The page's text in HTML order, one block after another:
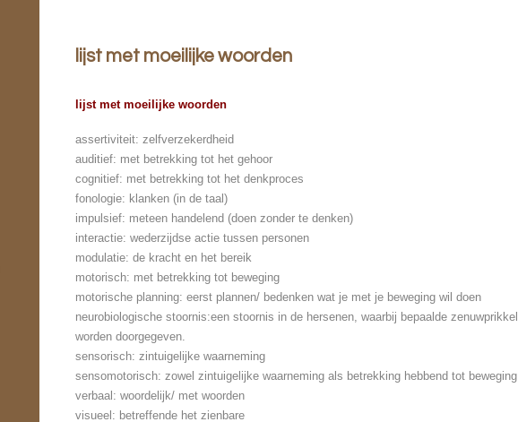
lijst met moeilijke woorden
lijst met moeilijke woorden
assertiviteit: zelfverzekerdheid
auditief: met betrekking tot het gehoor
cognitief: met betrekking tot het denkproces
fonologie: klanken (in de taal)
impulsief: meteen handelend (doen zonder te denken)
interactie: wederzijdse actie tussen personen
modulatie: de kracht en het bereik
motorisch: met betrekking tot beweging
motorische planning: eerst plannen/ bedenken wat je met je beweging wil doen
neurobiologische stoornis:een stoornis in de hersenen, waarbij bepaalde
worden doorgegeven.
sensorisch: zintuigelijke waarneming
sensomotorisch: zowel zintuigelijke waarneming als betrekking hebbend tot beweging
verbaal: woordelijk/ met woorden
visueel: betreffende het zienbare